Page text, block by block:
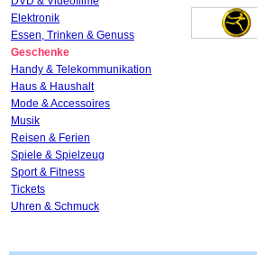
Elektronik
Essen, Trinken & Genuss
Geschenke
Handy & Telekommunikation
Haus & Haushalt
Mode & Accessoires
Musik
Reisen & Ferien
Spiele & Spielzeug
Sport & Fitness
Tickets
Uhren & Schmuck